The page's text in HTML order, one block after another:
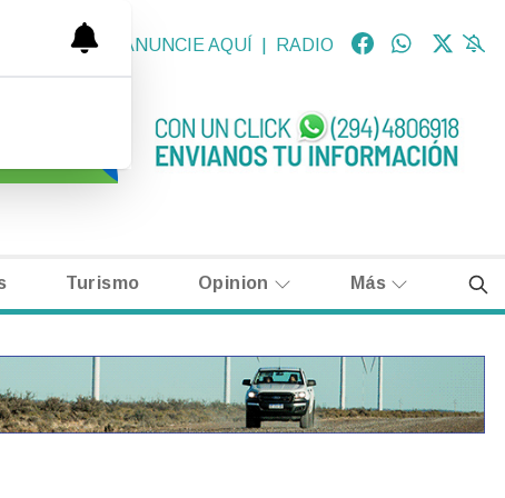
ANUNCIE AQUÍ RADIO
Turismo Opinion Más